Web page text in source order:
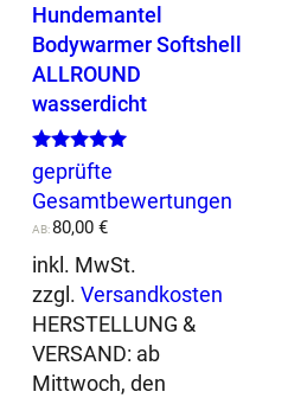
Hundemantel
Bodywarmer Softshell
ALLROUND
wasserdicht
Bewertet mit
5.00
von 5
geprüfte
Gesamtbewertungen
AB: 80,00 €
inkl. MwSt.
zzgl. Versandkosten
HERSTELLUNG &
VERSAND: ab
Mittwoch, den